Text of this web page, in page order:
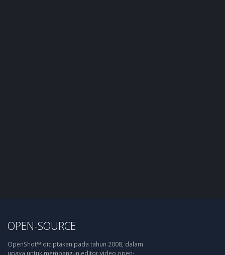
OPEN-SOURCE
OpenShot™ diciptakan pada tahun 2008, dalam
upaya untuk membangun editor video open-